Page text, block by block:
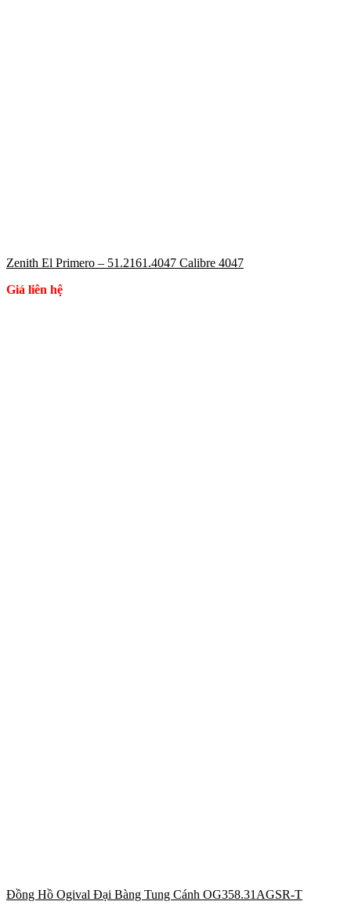
Zenith El Primero – 51.2161.4047 Calibre 4047
Giá liên hệ
Đồng Hồ Ogival Đại Bàng Tung Cánh OG358.31AGSR-T